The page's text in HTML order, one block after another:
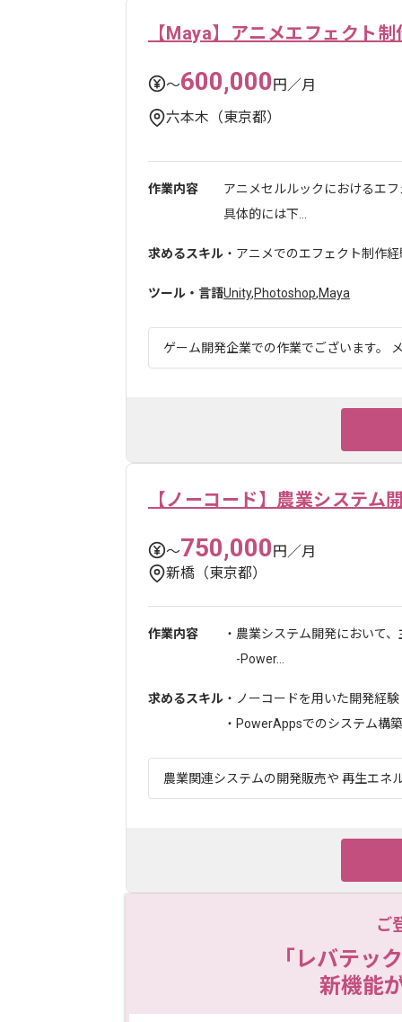
【Maya】アニメエフェクト制
〜600,000円／月
六本木（東京都）
作業内容
アニメセルルックにおけるエ
具体的には下...
求めるスキル ・アニメでのエフェクト制作経
ツール・言語Unity,Photoshop,Maya
ゲーム開発企業での作業でございます。
【ノーコード】農業システム
〜750,000円／月
新橋（東京都）
作業内容
・農業システム開発において
-Power...
求めるスキル ・ノーコードを用いた開発経験
・PowerAppsでのシステム構
農業関連システムの開発販売や 再生エネ
ご
「レバテッ
新機能